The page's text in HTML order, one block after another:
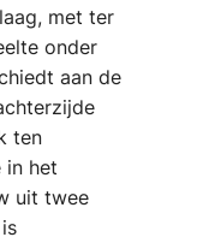
met ter
onder
aan de
ten
in het
uit twee